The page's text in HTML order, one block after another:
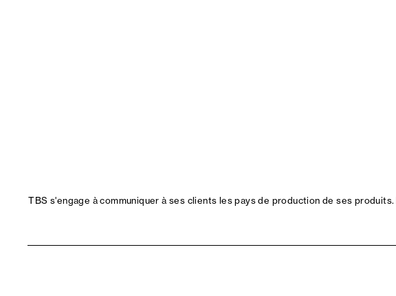
TBS s'engage à communiquer à ses clients les pays de production de ses